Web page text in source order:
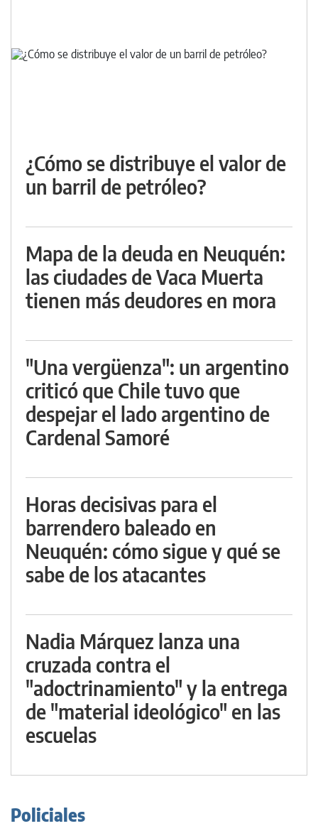
¿Cómo se distribuye el valor de
un barril de petróleo?
Mapa de la deuda en Neuquén:
las ciudades de Vaca Muerta
tienen más deudores en mora
"Una vergüenza": un argentino
criticó que Chile tuvo que
despejar el lado argentino de
Cardenal Samoré
Horas decisivas para el
barrendero baleado en
Neuquén: cómo sigue y qué se
sabe de los atacantes
Nadia Márquez lanza una
cruzada contra el
"adoctrinamiento" y la entrega
de "material ideológico" en las
escuelas
Policiales